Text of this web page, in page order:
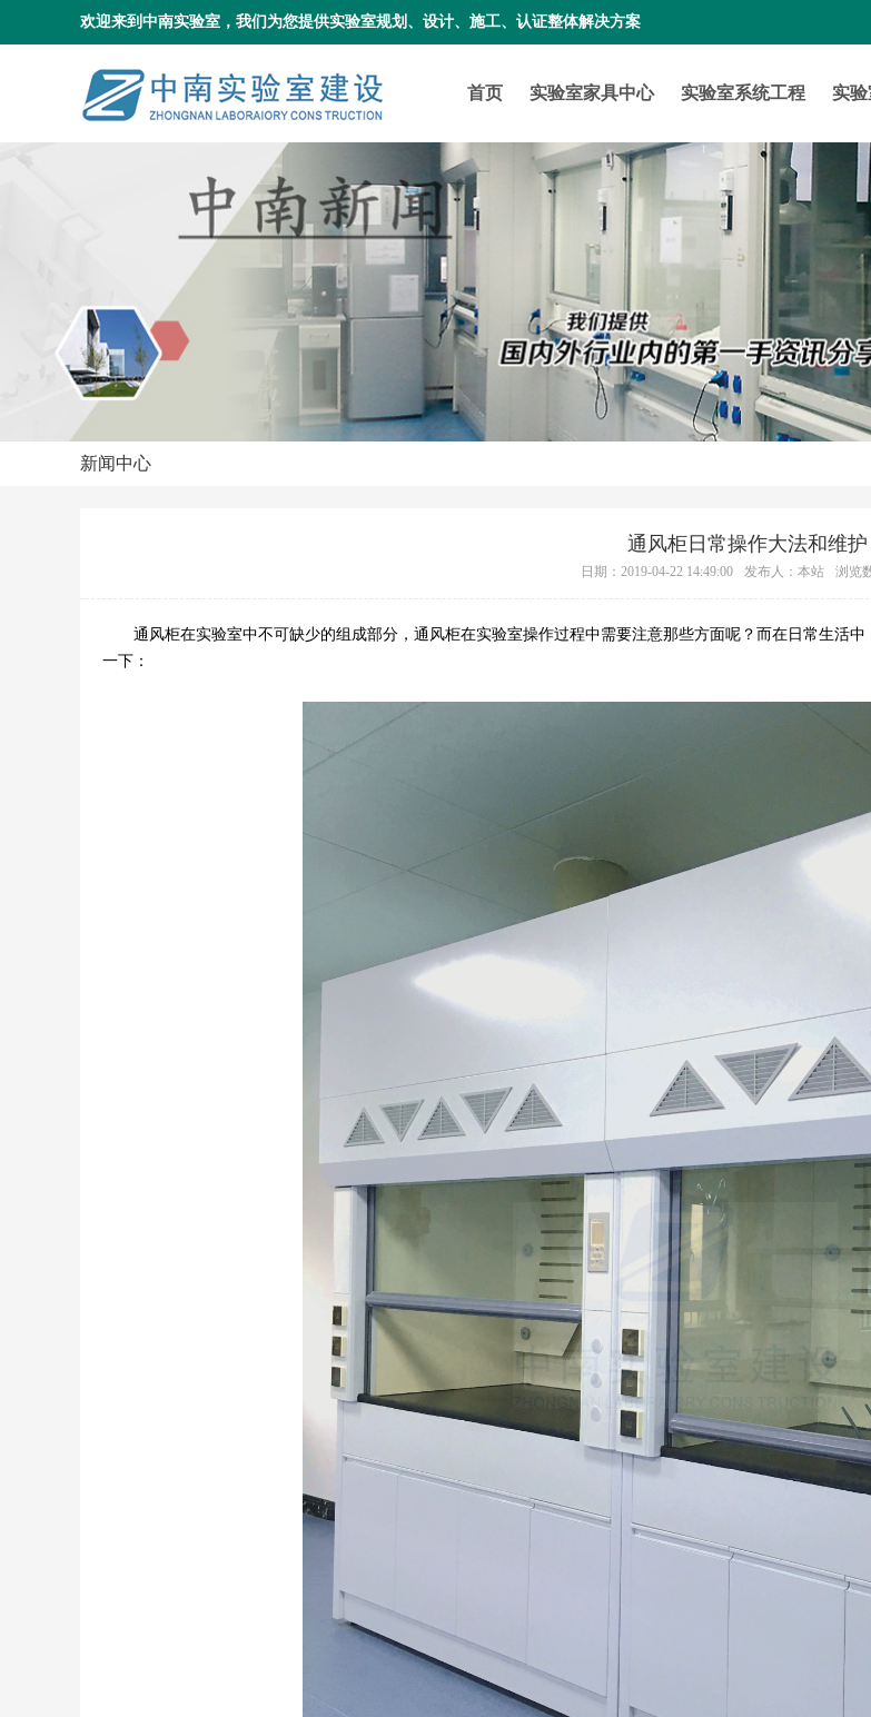
欢迎来到中南实验室，我们为您提供实验室规划、设计、施工、认证整体解决方案
首页 实验室家具中心 实验室系统工程 实验
新闻中心
通风柜日常操作大法和维护
日期：2019-04-22 14:49:00 发布人：本站 浏览
通风柜在实验室中不可缺少的组成部分，通风柜在实验室操作过程中需要注意那些方面呢？而在日常生活中
一下：